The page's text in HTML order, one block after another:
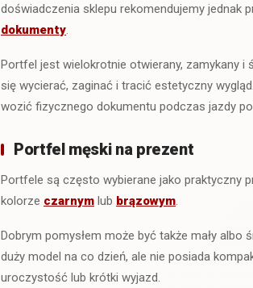
doświadczenia sklepu rekomendujemy jednak
dokumenty
Portfel jest wielokrotnie otwierany, zamykany
się wycierać, zaginać i tracić estetyczny
wozić fizycznego dokumentu podczas jazdy
Portfel męski na prezent
Portfele są często wybierane jako praktyczny
kolorze czarnym lub brązowym
Dobrym pomysłem może być także mały
duży model na co dzień, ale nie posiada
uroczystość lub krótki wyjazd.